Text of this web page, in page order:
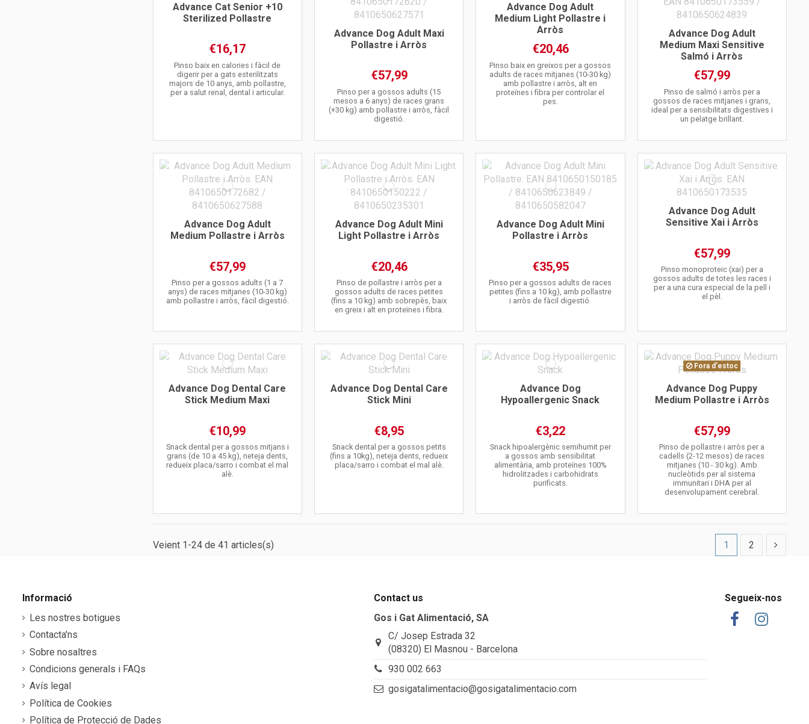
Advance Cat Senior +10
Sterilized Pollastre
€16,17
Pinso baix en calories i fàcil de
digerir per a gats esterilitzats
majors de 10 anys, amb pollastre,
per a salut renal, dental i articular.
Advance Dog Adult Maxi
Pollastre i Arròs
€57,99
Pinso per a gossos adults (15
mesos a 6 anys) de races grans
(+30 kg) amb pollastre i arròs, fàcil
digestió.
Advance Dog Adult
Medium Light Pollastre i
Arròs
€20,46
Pinso baix en greixos per a gossos
adults de races mitjanes (10-30 kg)
amb pollastre i arròs, alt en
proteïnes i fibra per controlar el
pes.
Advance Dog Adult
Medium Maxi Sensitive
Salmó i Arròs
€57,99
Pinso de salmó i arròs per a
gossos de races mitjanes i grans,
ideal per a sensibilitats digestives i
un pelatge brillant.
Advance Dog Adult
Medium Pollastre i Arròs
€57,99
Pinso per a gossos adults (1 a 7
anys) de races mitjanes (10-30 kg)
amb pollastre i arròs, fàcil digestió.
Advance Dog Adult Mini
Light Pollastre i Arròs
€20,46
Pinso de pollastre i arròs per a
gossos adults de races petites
(fins a 10 kg) amb sobrepès, baix
en greix i alt en proteïnes i fibra.
Advance Dog Adult Mini
Pollastre i Arròs
€35,95
Pinso per a gossos adults de races
petites (fins a 10 kg), amb pollastre
i arròs de fàcil digestió.
Advance Dog Adult
Sensitive Xai i Arròs
€57,99
Pinso monoproteic (xai) per a
gossos adults de totes les races i
per a una cura especial de la pell i
el pèl.
Advance Dog Dental Care
Stick Medium Maxi
€10,99
Snack dental per a gossos mitjans i
grans (de 10 a 45 kg), neteja dents,
redueix placa/sarro i combat el mal
alè.
Advance Dog Dental Care
Stick Mini
€8,95
Snack dental per a gossos petits
(fins a 10kg), neteja dents, redueix
placa/sarro i combat el mal alè.
Advance Dog
Hypoallergenic Snack
€3,22
Snack hipoalergènic semihumit per
a gossos amb sensibilitat
alimentària, amb proteïnes 100%
hidrolitzades i carbohidrats
purificats.
Fora d'estoc
Advance Dog Puppy
Medium Pollastre i Arròs
€57,99
Pinso de pollastre i arròs per a
cadells (2-12 mesos) de races
mitjanes (10 - 30 kg). Amb
nucleòtids per al sistema
immunitari i DHA per al
desenvolupament cerebral.
Veient 1-24 de 41 articles(s) 1 2
Informació
Les nostres botigues
Contacta'ns
Sobre nosaltres
Condicions generals i FAQs
Avís legal
Política de Cookies
Política de Protecció de Dades
Contact us
Gos i Gat Alimentació, SA
C/ Josep Estrada 32
(08320) El Masnou - Barcelona
930 002 663
gosigatalimentacio@gosigatalimentacio.com
Segueix-nos